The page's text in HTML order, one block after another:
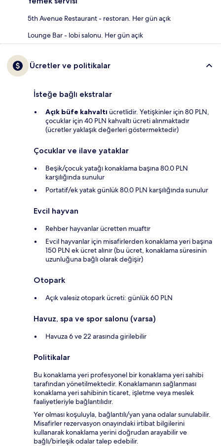
5th Avenue Restaurant - restoran. Her gün açık
Lounge Bar - lobi salonu. Her gün açık
Ücretler ve politikalar
İsteğe bağlı ekstralar
Açık büfe kahvaltı ücretlidir. Yetişkinler için 80 PLN,
çocuklar için 40 PLN kahvaltı ücreti alınmaktadır
(ücretler yaklaşık değerleri göstermektedir)
Çocuklar ve ilave yataklar
Beşik/çocuk yatağı konaklama başına 80.0 PLN
karşılığında sunulur
Portatif/ek yatak günlük 80.0 PLN karşılığında sunulur
Evcil hayvan
Rehber hayvanlar ücretten muaftır
Evcil hayvanlar için misafirlerden konaklama yeri başına
150 PLN ek ücret alınır (bu ücret, konaklama süresinin
uzunluğuna bağlı olarak değişir)
Otopark
Açık valesiz otopark ücreti: günlük 60 PLN
Havuz, spa ve spor salonu (varsa)
Havuza 6 ve 22 arasında girilebilir
Politikalar
Bu konaklama yeri profesyonel bir konaklama yeri sahibi
tarafından yönetilmektedir. Konaklamanın sağlanması
konaklama yeri sahibinin ticaret, işletme veya meslek
faaliyetleriyle bağlantılıdır.
Yer olması koşuluyla, bağlantılı/yan yana odalar sunulabilir.
Misafirler rezervasyon onayındaki irtibat bilgilerini
kullanarak konaklama yerini doğrudan arayabilir ve
bağlı/birleşik odalar talep edebilir.